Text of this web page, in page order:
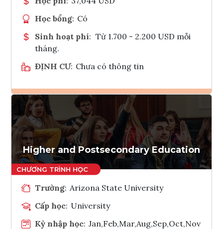
Học bổng: Có
Sinh hoạt phí: Từ 1.700 - 2.200 USD mỗi
tháng.
ĐỊNH CƯ: Chưa có thông tin
Ghi danh
Tham vấn Interlink
Higher and Postsecondary Education
Trường: Arizona State University
Cấp học: University
Kỳ nhập học: Jan,Feb,Mar,Aug,Sep,Oct,Nov